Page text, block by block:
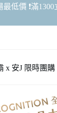
低價 ❗️滿
x 安J 限時團